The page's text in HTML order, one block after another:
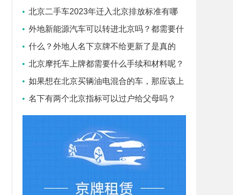
需要怎么做才能过户给子
北京二手车2023年迁入北京排放标准有哪
些？盛昂小编告诉您！
外地新能源汽车可以转进北京吗？都需要什
么条件？
什么？外地人名下京牌不给更新了是真的
吗？
北京摩托车上牌都需要什么手续和材料呢？
如果想在北京买辆油电混合的车，那应该上
蓝牌还是绿牌？
名下有两个北京指标可以过户给父母吗？